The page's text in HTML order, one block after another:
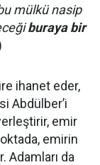
mülkü nasip
buraya bir
ihanet eder,
Abdülber’i
emir
emirin
Adamları da